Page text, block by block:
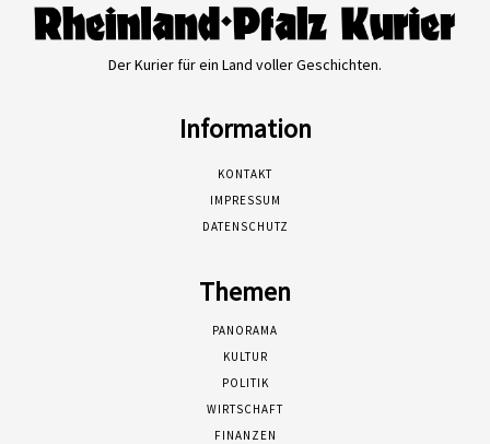
Der Kurier für ein Land voller Geschichten.
Information
KONTAKT
IMPRESSUM
DATENSCHUTZ
Themen
PANORAMA
KULTUR
POLITIK
WIRTSCHAFT
FINANZEN